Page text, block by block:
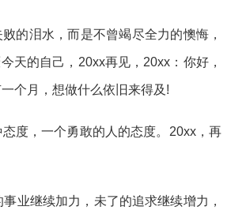
的泪水，而是不曾竭尽全力的懊悔，
天的自己，20xx再见，20xx：你好，
个月，想做什么依旧来得及!
度，一个勇敢的人的态度。20xx，再
业继续加力，未了的追求继续增力，